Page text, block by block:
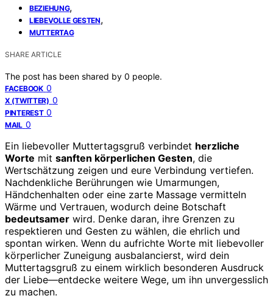
BEZIEHUNG,
LIEBEVOLLE GESTEN,
MUTTERTAG
SHARE ARTICLE
The post has been shared by 0 people.
FACEBOOK 0
X (TWITTER) 0
PINTEREST 0
MAIL 0
Ein liebevoller Muttertagsgruß verbindet herzliche
Worte mit sanften körperlichen Gesten, die
Wertschätzung zeigen und eure Verbindung vertiefen.
Nachdenkliche Berührungen wie Umarmungen,
Händchenhalten oder eine zarte Massage vermitteln
Wärme und Vertrauen, wodurch deine Botschaft
bedeutsamer wird. Denke daran, ihre Grenzen zu
respektieren und Gesten zu wählen, die ehrlich und
spontan wirken. Wenn du aufrichte Worte mit liebevoller
körperlicher Zuneigung ausbalancierst, wird dein
Muttertagsgruß zu einem wirklich besonderen Ausdruck
der Liebe—entdecke weitere Wege, um ihn unvergesslich
zu machen.